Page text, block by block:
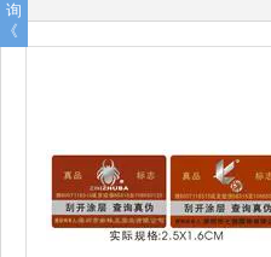
询
《